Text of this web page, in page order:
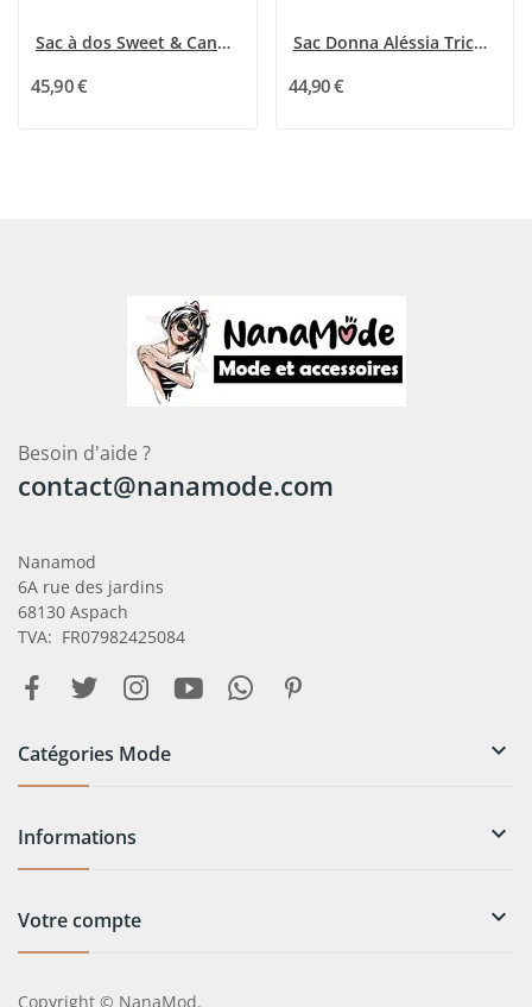
Sac à dos Sweet & Candy Tropical Forest
45,90 €
Sac Donna Aléssia Tricolore Convertible
44,90 €
Besoin d'aide ?
contact@nanamode.com
Nanamod
6A rue des jardins
68130 Aspach
TVA: FR07982425084
Catégories Mode 
Informations 
Votre compte 
Copyright © NanaMod.